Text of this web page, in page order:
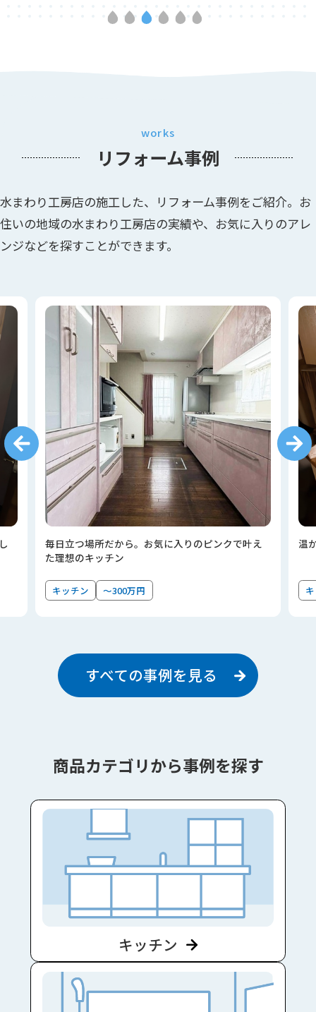
works
リフォーム事例
水まわり工房店の施工した、リフォーム事例をご紹介。お
住いの地域の水まわり工房店の実績や、お気に入りのアレ
ンジなどを探すことができます。
毎日立つ場所だから。お気に入りのピンクで叶え
た理想のキッチン
キッチン ～300万円
温
すべての事例を見る
商品カテゴリから事例を探す
キッチン